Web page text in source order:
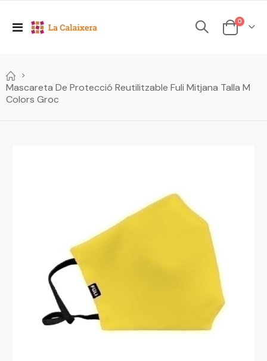
Toggle
Cesta
0elements
Mascareta De Protecció Reutilitzable Fuli Mitjana Talla M
Colors Groc